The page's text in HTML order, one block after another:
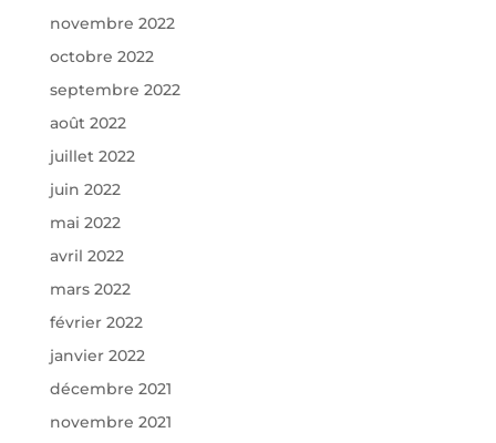
novembre 2022
octobre 2022
septembre 2022
août 2022
juillet 2022
juin 2022
mai 2022
avril 2022
mars 2022
février 2022
janvier 2022
décembre 2021
novembre 2021